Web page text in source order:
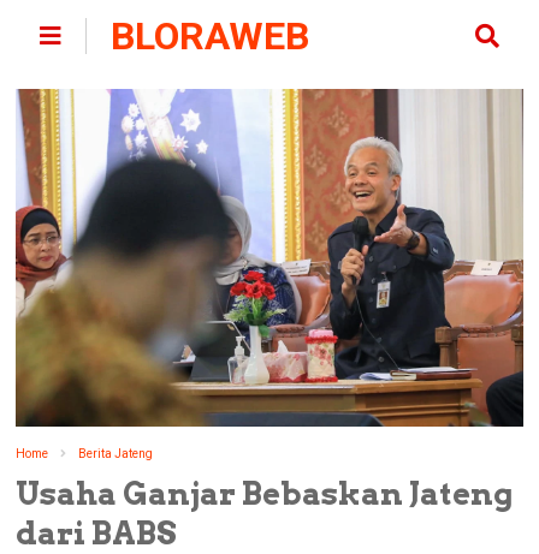
BLORAWEB
Home Berita Jateng
Usaha Ganjar Bebaskan Jateng
dari BABS